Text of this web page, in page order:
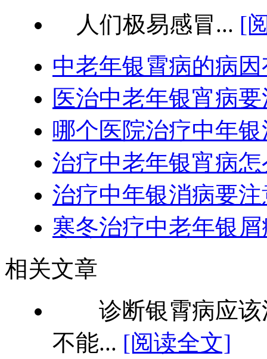
人们极易感冒... [
中老年银霄病的病
医治中老年银宵病
哪个医院治疗中年
治疗中老年银宵病
治疗中年银消病要
寒冬治疗中老年银
相关文章
诊断银霄病应该
不能... [阅读全文]